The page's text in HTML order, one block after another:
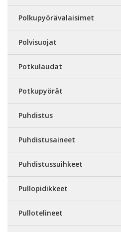
Polkupyörävalaisimet
Polvisuojat
Potkulaudat
Potkupyörät
Puhdistus
Puhdistusaineet
Puhdistussuihkeet
Pullopidikkeet
Pullotelineet